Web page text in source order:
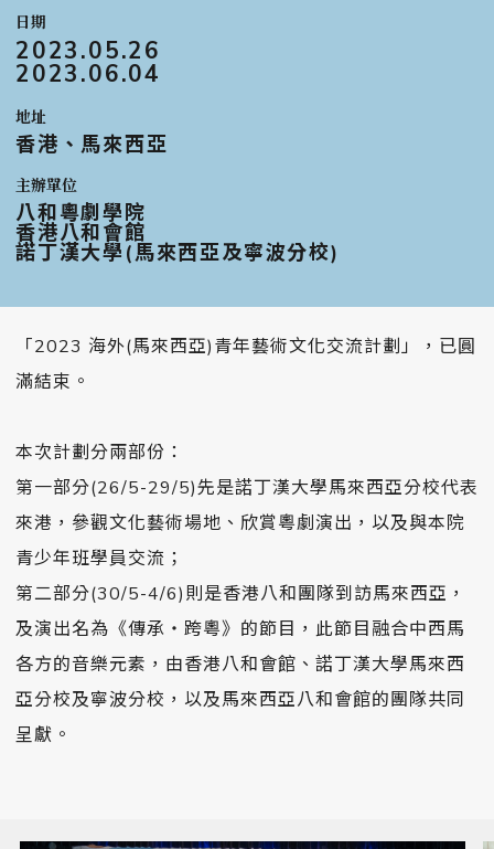
日期
2023.05.26
2023.06.04
地址
香港、馬來西亞
主辦單位
八和粵劇學院
香港八和會館
諾丁漢大學(馬來西亞及寧波分校)
「2023 海外(馬來西亞)青年藝術文化交流計劃」，已圓
滿結束。
本次計劃分兩部份：
第一部分(26/5-29/5)先是諾丁漢大學馬來西亞分校代表
來港，參觀文化藝術場地、欣賞粵劇演出，以及與本院
青少年班學員交流；
第二部分(30/5-4/6)則是香港八和團隊到訪馬來西亞，
及演出名為《傳承‧跨粵》的節目，此節目融合中西馬
各方的音樂元素，由香港八和會館、諾丁漢大學馬來西
亞分校及寧波分校，以及馬來西亞八和會館的團隊共同
呈獻。